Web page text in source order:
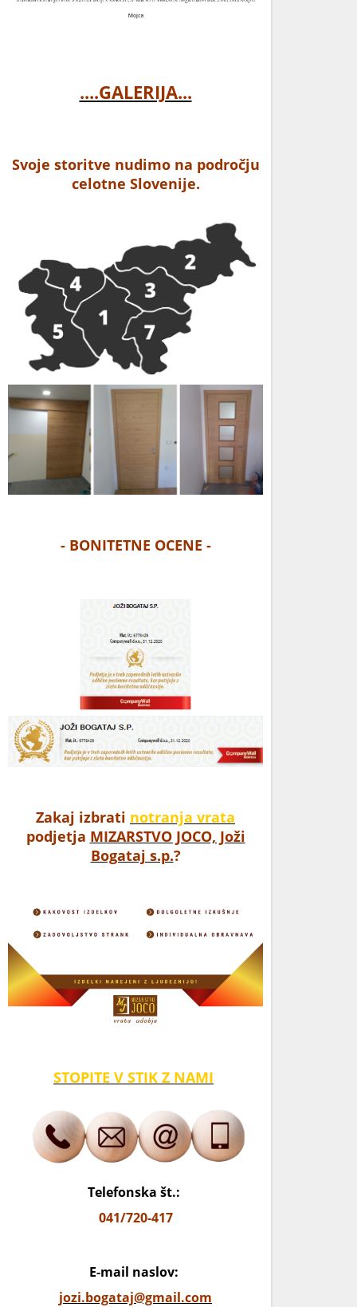
....GALERIJA...
Svoje storitve nudimo na področju
celotne Slovenije.
- BONITETNE OCENE -
Zakaj izbrati notranja vrata
podjetja MIZARSTVO JOCO, Joži
Bogataj s.p.?
STOPITE V STIK Z NAMI
Telefonska št.:
041/720-417
E-mail naslov:
jozi.bogataj@gmail.com